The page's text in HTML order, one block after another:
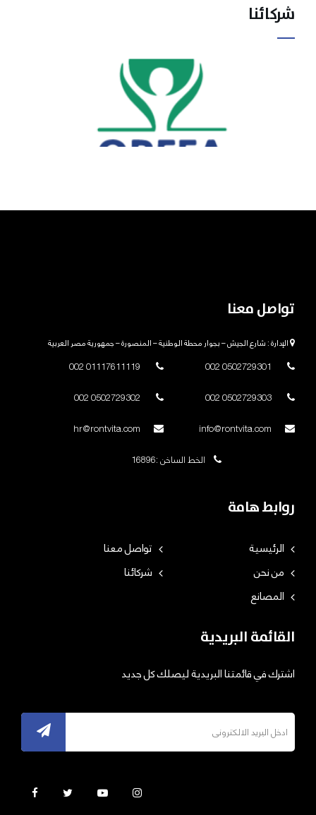
شركائنا
تواصل معنا
الإدارة : شارع الجيش – بجوار محطة الوطنية – المنصورة – جمهورية مصر العربية
الخط الساخن :16896
روابط هامة
الرئيسية
تواصل معنا
من نحن
شركائنا
المصانع
القائمة البريدية
اشترك في قائمتنا البريدية ليصلك كل جديد